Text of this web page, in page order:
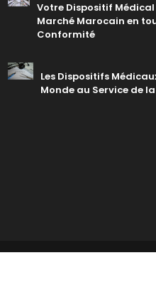
Votre Dispositif Médical
Marché Marocain en
Conformité
Les Dispositifs
Monde au Service de